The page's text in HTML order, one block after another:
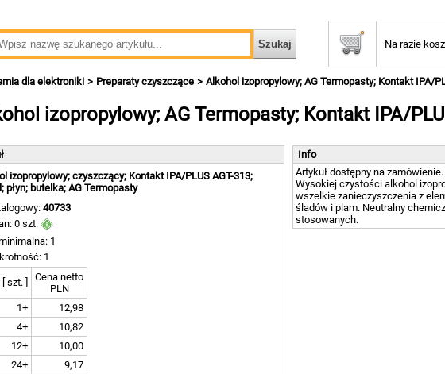
Na razie
dla elektroniki Preparaty czyszczące Alkohol izopropylowy; AG Termopasty; Kontakt IPA/
izopropylowy; AG Termopasty; Kontakt IPA/
izopropylowy; czyszczący; Kontakt IPA/PLUS AGT-313;
płyn; butelka; AG Termopasty
40733
0 szt.
1
1
szt. ]
Cena netto
PLN
1+
12,98
4+
10,82
12+
10,00
24+
9,17
Info
Artykuł dostępny na zamówienie.
Wysokiej czystości alkohol
wszelkie zanieczyszczenia z
śladów i plam. Neutralny
stosowanych.